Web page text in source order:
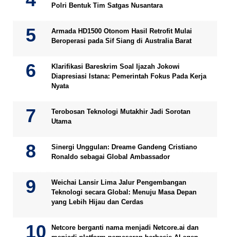
Polri Bentuk Tim Satgas Nusantara
Armada HD1500 Otonom Hasil Retrofit Mulai
Beroperasi pada Sif Siang di Australia Barat
Klarifikasi Bareskrim Soal Ijazah Jokowi
Diapresiasi Istana: Pemerintah Fokus Pada Kerja
Nyata
Terobosan Teknologi Mutakhir Jadi Sorotan
Utama
Sinergi Unggulan: Dreame Gandeng Cristiano
Ronaldo sebagai Global Ambassador
Weichai Lansir Lima Jalur Pengembangan
Teknologi secara Global: Menuju Masa Depan
yang Lebih Hijau dan Cerdas
Netcore berganti nama menjadi Netcore.ai dan